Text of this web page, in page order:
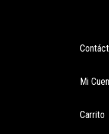
Mi
Carrito